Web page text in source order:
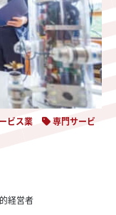
ビス業
専門サービ
経営者